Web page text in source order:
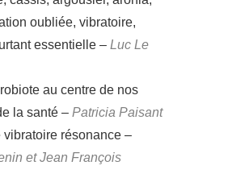
oubliée, vibratoire,
essentielle – Luc Le
au centre de nos
la santé – Patricia Paisant
vibratoire résonance –
et Jean François